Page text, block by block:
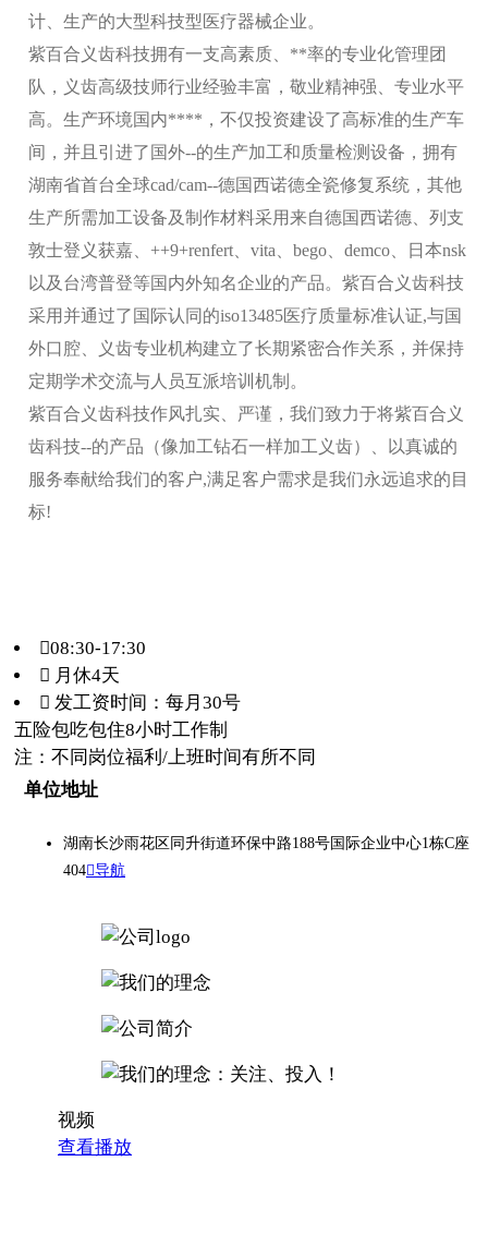
计、生产的大型科技型医疗器械企业。
紫百合义齿科技拥有一支高素质、**率的专业化管理团
队，义齿高级技师行业经验丰富，敬业精神强、专业水平
高。生产环境国内****，不仅投资建设了高标准的生产车
间，并且引进了国外--的生产加工和质量检测设备，拥有
湖南省首台全球cad/cam--德国西诺德全瓷修复系统，其他
生产所需加工设备及制作材料采用来自德国西诺德、列支
敦士登义获嘉、++9+renfert、vita、bego、demco、日本nsk
以及台湾普登等国内外知名企业的产品。紫百合义齿科技
采用并通过了国际认同的iso13485医疗质量标准认证,与国
外口腔、义齿专业机构建立了长期紧密合作关系，并保持
定期学术交流与人员互派培训机制。
紫百合义齿科技作风扎实、严谨，我们致力于将紫百合义
齿科技--的产品（像加工钻石一样加工义齿）、以真诚的
服务奉献给我们的客户,满足客户需求是我们永远追求的目
标!
08:30-17:30
 月休4天
 发工资时间：每月30号
五险包吃包住8小时工作制
注：不同岗位福利/上班时间有所不同
单位地址
湖南长沙雨花区同升街道环保中路188号国际企业中心1栋C座
404导航
视频
查看播放